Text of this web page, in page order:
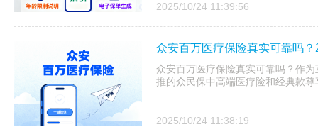
2025/10/24 11:39:56
众安百万医疗保险真实可靠吗
众安百万医疗保险真实可靠吗？作
推的众民保中高端医疗险和经典款
2025/10/24 11:38:19